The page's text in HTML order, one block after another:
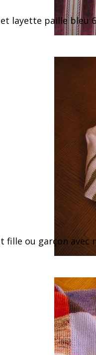
layette paille bleu
fille ou garçon avec